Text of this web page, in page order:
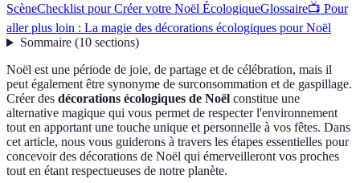
ScèneChecklist pour Créer votre Noël ÉcologiqueGlossaire📺 Pour
aller plus loin : La magie des décorations écologiques pour Noël
Sommaire(10 sections)
Noël est une période de joie, de partage et de célébration, mais il
peut également être synonyme de surconsommation et de gaspillage.
Créer des décorations écologiques de Noël constitue une
alternative magique qui vous permet de respecter l'environnement
tout en apportant une touche unique et personnelle à vos fêtes. Dans
cet article, nous vous guiderons à travers les étapes essentielles pour
concevoir des décorations de Noël qui émerveilleront vos proches
tout en étant respectueuses de notre planète.